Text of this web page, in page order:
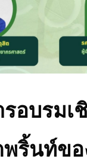
รอบรมเ
ริ้นท์ขอ